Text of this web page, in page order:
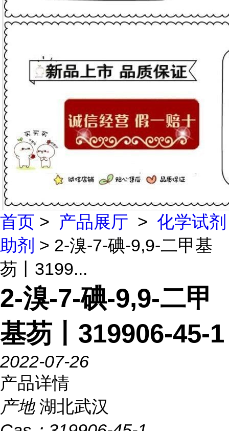
首页 > 产品展厅 > 化学试剂
助剂 > 2-溴-7-碘-9,9-二甲基
芴丨3199...
2-溴-7-碘-9,9-二甲
基芴丨319906-45-1
2022-07-26
产品详情
产地 湖北武汉